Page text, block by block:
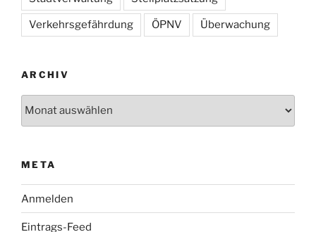
Verkehrsgefährdung ÖPNV Überwachung
ARCHIV
META
Anmelden
Eintrags-Feed